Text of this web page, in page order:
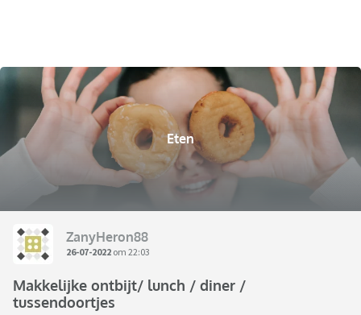
Eten
ZanyHeron88
26-07-2022 om 22:03
Makkelijke ontbijt/ lunch / diner /
tussendoortjes